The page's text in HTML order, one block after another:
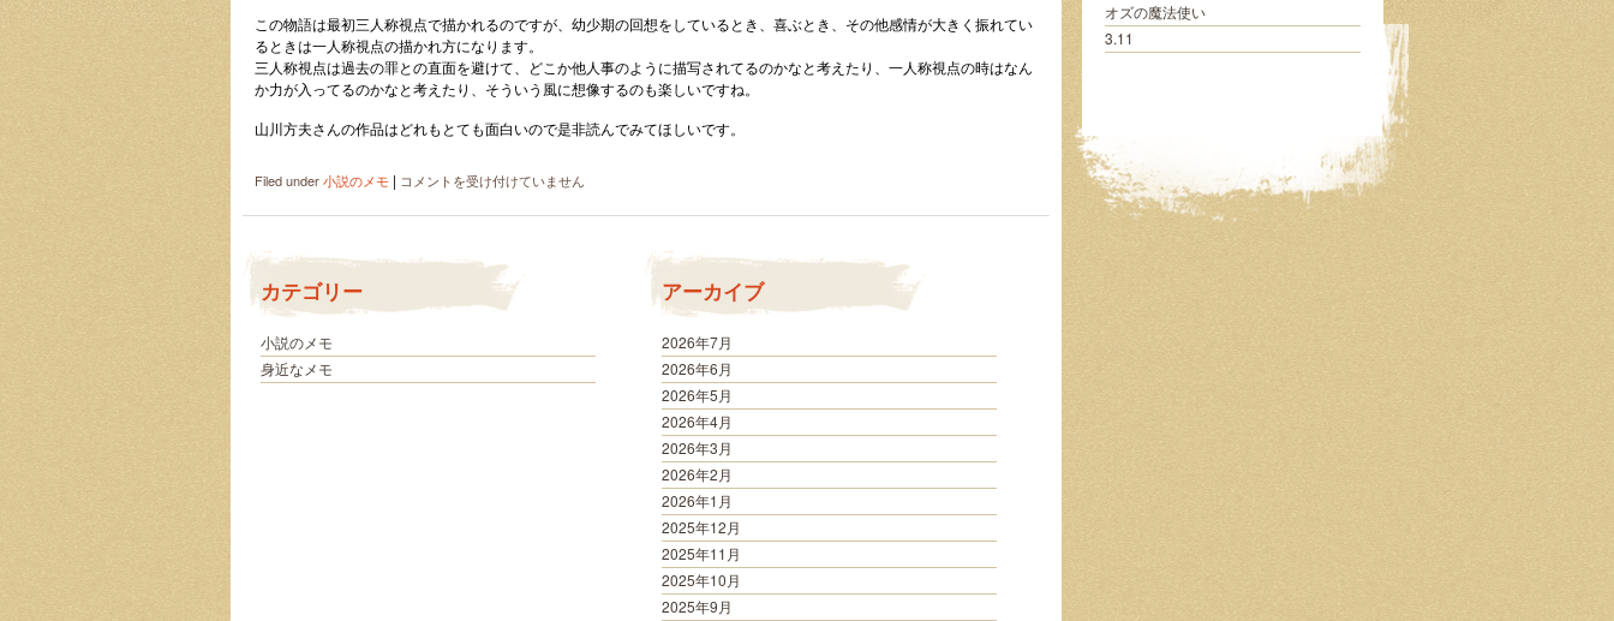
この物語は最初三人称視点で描かれるのですが、幼少期の回想をしているとき、喜ぶとき、その他感情が大きく振れてい
るときは一人称視点の描かれ方になります。
三人称視点は過去の罪との直面を避けて、どこか他人事のように描写されてるのかなと考えたり、一人称視点の時はなん
か力が入ってるのかなと考えたり、そういう風に想像するのも楽しいですね。
山川方夫さんの作品はどれもとても面白いので是非読んでみてほしいです。
Filed under小説のメモ | 夏
葬
は
コメントを受け付けていません
カテゴリー
小説のメモ
身近なメモ
アーカイブ
2026年7月
2026年6月
2026年5月
2026年4月
2026年3月
2026年2月
2026年1月
2025年12月
2025年11月
2025年10月
2025年9月
オズの魔法使い
3.11